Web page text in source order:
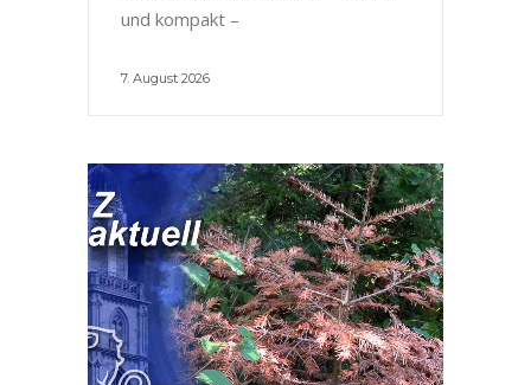
und kompakt –
7. August 2026